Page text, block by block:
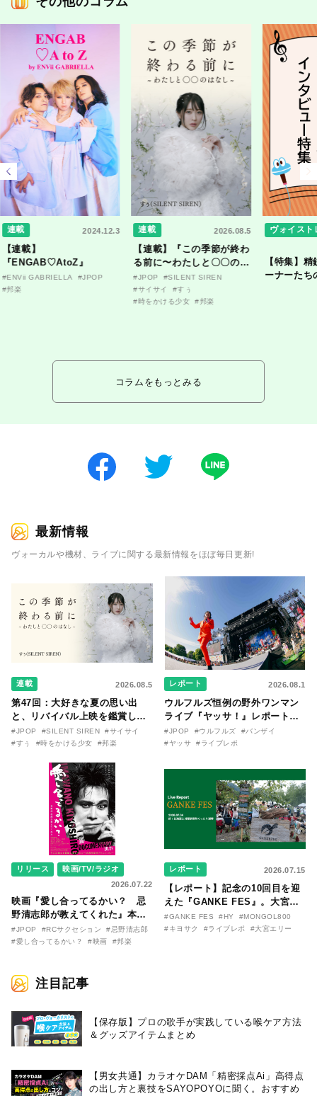
連載 2024.12.3
【連載】
『ENGAB♡AtoZ』
#ENVii GABRIELLA
#JPOP
#邦楽
連載 2026.08.5
【連載】『この季節が終わ
る前に〜わたしと〇〇のは
なし〜』
#JPOP
#SILENT SIREN
#サイサイ
#すぅ
#時をかける少女
#邦楽
ヴォイスト
【特集】
ーナーたち
コラムをもっとみる
最新情報
ヴォーカルや機材、ライブに関する最新情報をほぼ毎日更新!
連載 2026.08.5
第47回：大好きな夏の思い出
と、リバイバル上映を鑑賞した
『時をかける少女』のおはなし
〜SILENT SIREN・すぅ『この
〇のはなし〜』
#JPOP #SILENT SIREN
#サイサイ
#すぅ
#時をかける少女 #邦楽
レポート 2026.08.1
ウルフルズ恒例の野外ワンマン
ライブ『ヤッサ！』レポート！
リリースから30年を迎えたアル
バム『バンザイ』完全再現に、
た日。
#JPOP #ウルフルズ
#バンザイ
#ヤッサ
#ライブレポ
リリース
映画/TV/ラジオ
2026.07.22
映画『愛し合ってるかい？ 忌
野清志郎が教えてくれた』本予
告映像とキービジュアルがつい
に解禁！ キヨシロー関連商品も
#JPOP #RCサクセション
#忌野清志郎
#愛し合ってるかい？
#映画 #邦楽
レポート 2026.07.15
【レポート】記念の10回目を迎
えた『GANKE FES』。大宮エ
リー作『アイヌの神々の崖』を
前に、キヨサク
#GANKE FES #HY
#MONGOL800
#キヨサク
#ライブレポ #大宮エリー
注目記事
【保存版】プロの歌手が実践している喉ケア⽅法
＆グッズアイテムまとめ
【男女共通】カラオケDAM「精密採点Ai」高得点
の出し方と裏技をSAYOPOYOに聞く。おすすめ